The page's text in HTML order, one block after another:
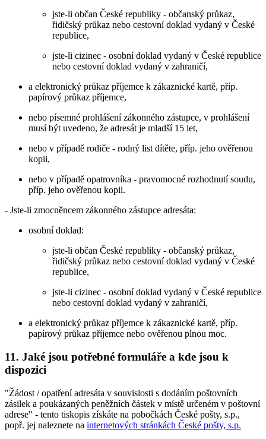
jste-li občan České republiky - občanský průkaz,
řidičský průkaz nebo cestovní doklad vydaný v České
republice,
jste-li cizinec - osobní doklad vydaný v České republice
nebo cestovní doklad vydaný v zahraničí,
a elektronický průkaz příjemce k zákaznické kartě, příp.
papírový průkaz příjemce,
nebo písemné prohlášení zákonného zástupce, v prohlášení
musí být uvedeno, že adresát je mladší 15 let,
nebo v případě rodiče - rodný list dítěte, příp. jeho ověřenou
kopii,
nebo v případě opatrovníka - pravomocné rozhodnutí soudu,
příp. jeho ověřenou kopii.
- Jste-li zmocněncem zákonného zástupce adresáta:
osobní doklad:
jste-li občan České republiky - občanský průkaz,
řidičský průkaz nebo cestovní doklad vydaný v České
republice,
jste-li cizinec - osobní doklad vydaný v České republice
nebo cestovní doklad vydaný v zahraničí,
a elektronický průkaz příjemce k zákaznické kartě, příp.
papírový průkaz příjemce nebo ověřenou plnou moc.
11. Jaké jsou potřebné formuláře a kde jsou k
dispozici
"Žádost / opatření adresáta v souvislosti s dodáním poštovních
zásilek a poukázaných peněžních částek v místě určeném v poštovní
adrese" - tento tiskopis získáte na pobočkách České pošty, s.p.,
popř. jej naleznete na internetových stránkách České pošty, s.p.